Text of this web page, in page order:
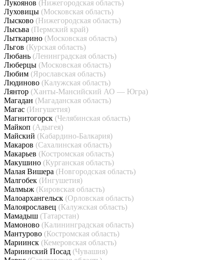
Лукоянов (Нижегородская область)
Луховицы (Московская область)
Лысково (Нижегородская область)
Лысьва (Пермский край)
Лыткарино (Московская область)
Льгов (Курская область)
Любань (Ленинградская область)
Люберцы (Московская область)
Любим (Ярославская область)
Людиново (Калужская область)
Лянтор (Ханты-Мансийский АО — Югра)
Магадан (Магаданская область)
Магас (Ингушетия)
Магнитогорск (Челябинская область)
Майкоп (Адыгея)
Майский (Кабардино-Балкария)
Макаров (Сахалинская область)
Макарьев (Костромская область)
Макушино (Курганская область)
Малая Вишера (Новгородская область)
Малгобек (Ингушетия)
Малмыж (Кировская область)
Малоархангельск (Орловская область)
Малоярославец (Калужская область)
Мамадыш (Татарстан)
Мамоново (Калининградская область)
Мантурово (Костромская область)
Мариинск (Кемеровская область)
Мариинский Посад (Чувашия)